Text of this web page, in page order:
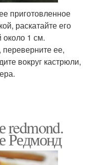
приготовленное
раскатайте его
около 1 см.
ее,
вокруг кастрюли,
redmond.
Редмонд